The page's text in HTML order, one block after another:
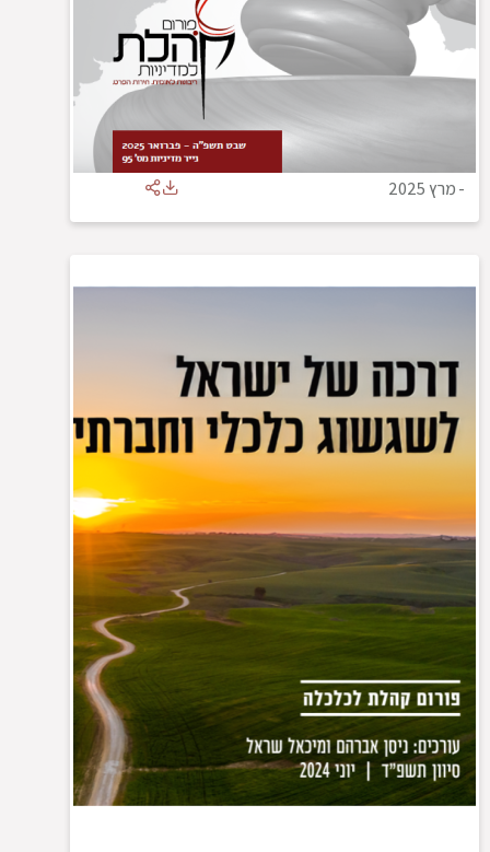
-מרץ 2025